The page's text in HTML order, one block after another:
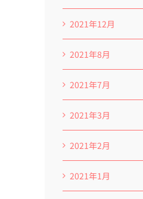
2021年12月
2021年8月
2021年7月
2021年3月
2021年2月
2021年1月